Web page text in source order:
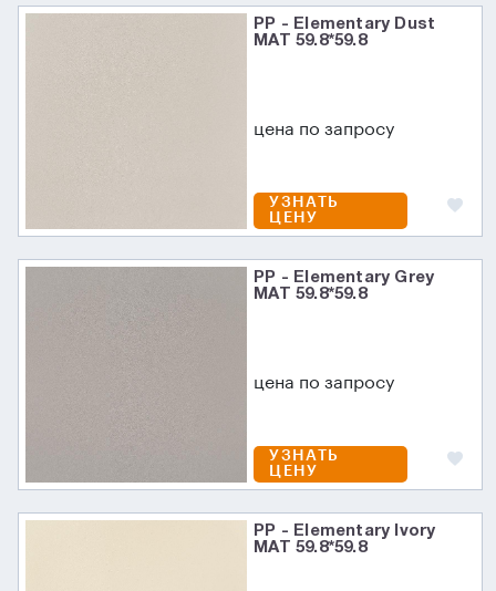
PP - Elementary Dust
MAT 59.8*59.8
цена по запросу
УЗНАТЬ
ЦЕНУ
PP - Elementary Grey
MAT 59.8*59.8
цена по запросу
УЗНАТЬ
ЦЕНУ
PP - Elementary Ivory
MAT 59.8*59.8